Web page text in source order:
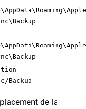
Backup
de la